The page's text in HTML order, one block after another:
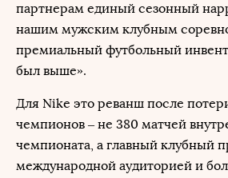
партнерам единый сезонный
нашим мужским клубным
премиальный футбольный
был выше».
Для Nike это реванш после
чемпионов – не 380 матчей
чемпионата, а главный клубный
международной аудиторией и